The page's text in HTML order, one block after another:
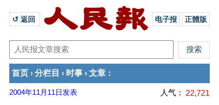
↺ 返回 电子报 正體版
首页 › 分栏目 › 时事 › 文章 ：
2004年11月11日 发表 人气： 22,721